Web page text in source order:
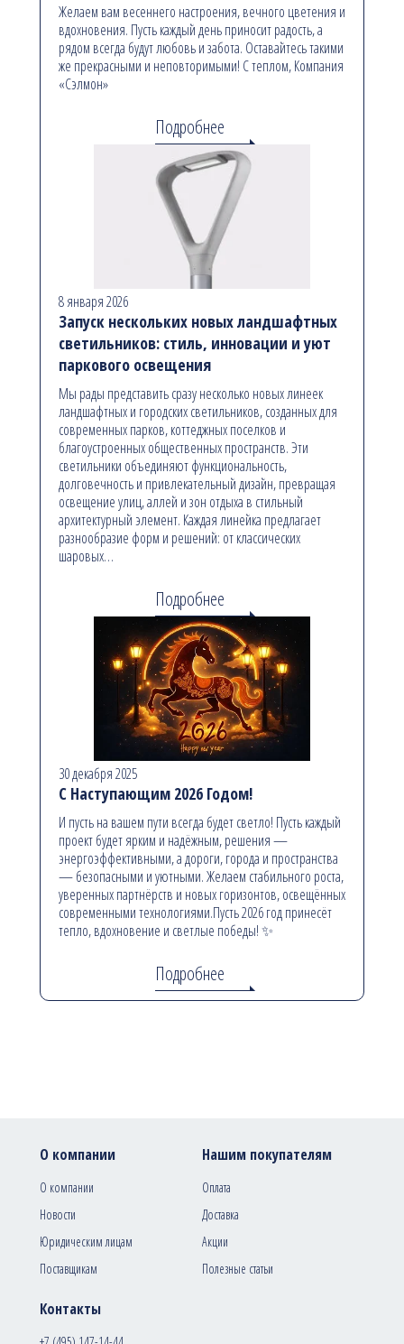
Желаем вам весеннего настроения, вечного цветения и
вдохновения. Пусть каждый день приносит радость, а
рядом всегда будут любовь и забота. Оставайтесь такими
же прекрасными и неповторимыми! С теплом, Компания
«Сэлмон»
Подробнее
8 января 2026
Запуск нескольких новых ландшафтных
светильников: стиль, инновации и уют
паркового освещения
Мы рады представить сразу несколько новых линеек
ландшафтных и городских светильников, созданных для
современных парков, коттеджных поселков и
благоустроенных общественных пространств. Эти
светильники объединяют функциональность,
долговечность и привлекательный дизайн, превращая
освещение улиц, аллей и зон отдыха в стильный
архитектурный элемент. Каждая линейка предлагает
разнообразие форм и решений: от классических
шаровых…
Подробнее
30 декабря 2025
С Наступающим 2026 Годом!
И пусть на вашем пути всегда будет светло! Пусть каждый
проект будет ярким и надёжным, решения —
энергоэффективными, а дороги, города и пространства
— безопасными и уютными. Желаем стабильного роста,
уверенных партнёрств и новых горизонтов, освещённых
современными технологиями.Пусть 2026 год принесёт
тепло, вдохновение и светлые победы! ✨
Подробнее
Контакты
О компании
О компании
Новости
Юридическим лицам
Поставщикам
Нашим покупателям
Оплата
Доставка
Акции
Полезные статьи